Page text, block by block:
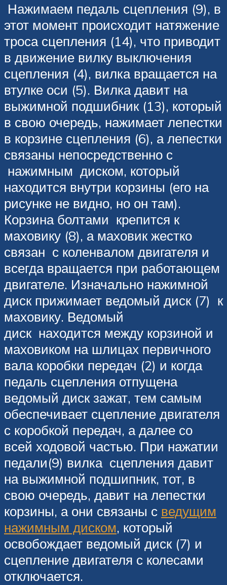
Нажимаем педаль сцепления (9), в
этот момент происходит натяжение
троса сцепления (14), что приводит
в движение вилку выключения
сцепления (4), вилка вращается на
втулке оси (5). Вилка давит на
выжимной подшибник (13), который
в свою очередь, нажимает лепестки
в корзине сцепления (6), а лепестки
связаны непосредственно с
нажимным диском, который
находится внутри корзины (его на
рисунке не видно, но он там).
Корзина болтами крепится к
маховику (8), а маховик жестко
связан с коленвалом двигателя и
всегда вращается при работающем
двигателе. Изначально нажимной
диск прижимает ведомый диск (7) к
маховику. Ведомый
диск находится между корзиной и
маховиком на шлицах первичного
вала коробки передач (2) и когда
педаль сцепления отпущена
ведомый диск зажат, тем самым
обеспечивает сцепление двигателя
с коробкой передач, а далее со
всей ходовой частью. При нажатии
педали(9) вилка сцепления давит
на выжимной подшипник, тот, в
свою очередь, давит на лепестки
корзины, а они связаны с ведущим
нажимным диском, который
освобождает ведомый диск (7) и
сцепление двигателя с колесами
отключается.